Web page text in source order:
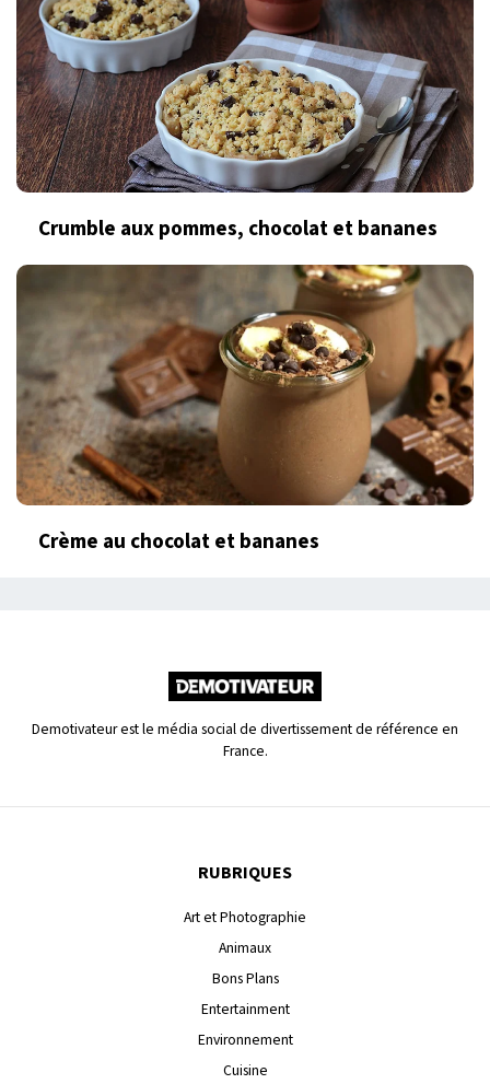
Crumble aux pommes, chocolat et bananes
Crème au chocolat et bananes
Demotivateur est le média social de divertissement de référence en
France.
RUBRIQUES
Art et Photographie
Animaux
Bons Plans
Entertainment
Environnement
Cuisine